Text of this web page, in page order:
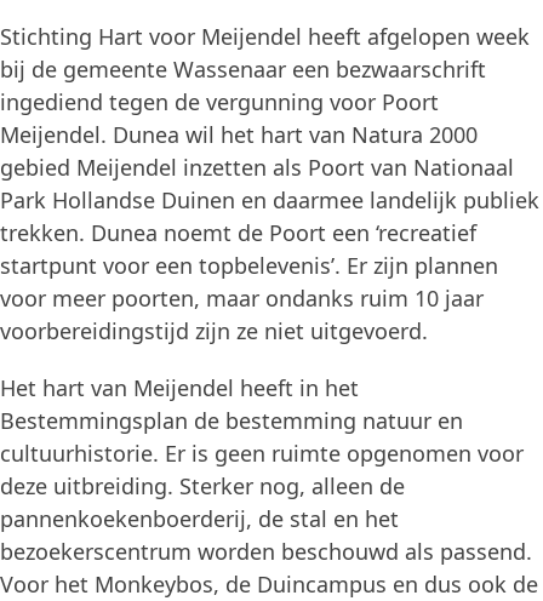
Stichting Hart voor Meijendel heeft afgelopen week
bij de gemeente Wassenaar een bezwaarschrift
ingediend tegen de vergunning voor Poort
Meijendel. Dunea wil het hart van Natura 2000
gebied Meijendel inzetten als Poort van Nationaal
Park Hollandse Duinen en daarmee landelijk publiek
trekken. Dunea noemt de Poort een ‘recreatief
startpunt voor een topbelevenis’. Er zijn plannen
voor meer poorten, maar ondanks ruim 10 jaar
voorbereidingstijd zijn ze niet uitgevoerd.
Het hart van Meijendel heeft in het
Bestemmingsplan de bestemming natuur en
cultuurhistorie. Er is geen ruimte opgenomen voor
deze uitbreiding. Sterker nog, alleen de
pannenkoekenboerderij, de stal en het
bezoekerscentrum worden beschouwd als passend.
Voor het Monkeybos, de Duincampus en dus ook de